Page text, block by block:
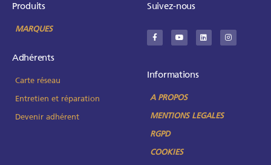
Produits
MARQUES
Adhérents
Carte réseau
Entretien et réparation
Devenir adhérent
Suivez-nous
Informations
A PROPOS
MENTIONS LEGALES
RGPD
COOKIES